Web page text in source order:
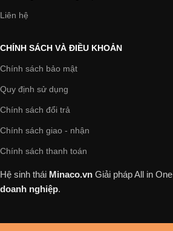
Liên hệ
CHÍNH SÁCH VÀ ĐIỀU KHOẢN
Chính sách bảo mật
Quy định sử dụng
Chính sách đổi trả
Chính sách giao - nhận
Chính sách thanh toán
Hệ sinh thái Minaco.vn Giải pháp All in One
doanh nghiệp.